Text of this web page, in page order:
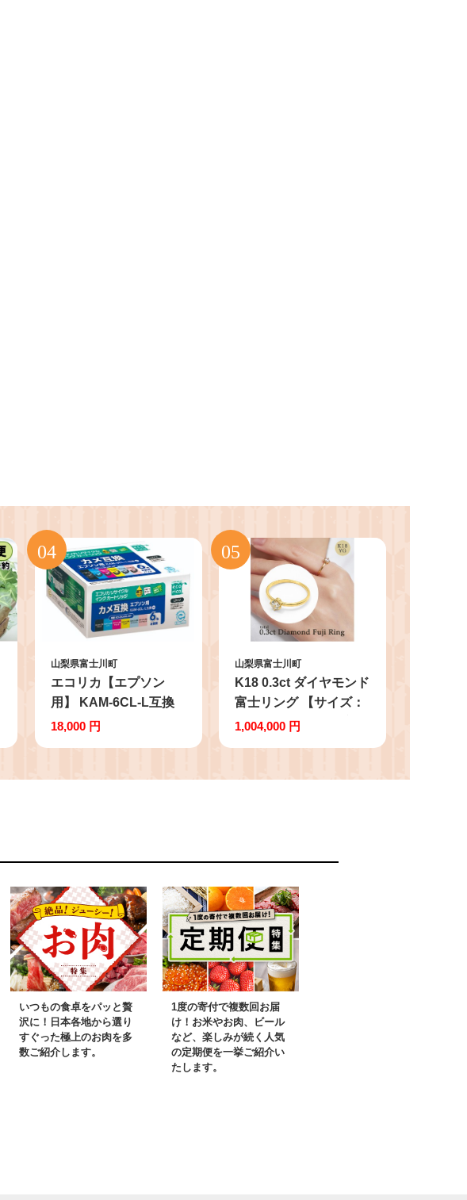
山梨県富士川町
エコリカ【エプソン
用】 KAM-6CL-L互換
リサイクルインク 6色
リサイクル インク 互換
ター インク 山梨県 富
18,000 円
山梨県富士川町
K18 0.3ct ダイヤモンド
富士リング 【サイズ：
10号～15号（0.5号刻み
贈り物 ギフト プレゼン
1,004,000 円
いつもの食卓をパッと贅
沢に！日本各地から選り
すぐった極上のお肉を多
数ご紹介します。
1度の寄付で複数回お届
け！お米やお肉、ビール
など、楽しみが続く人気
の定期便を一挙ご紹介い
たします。